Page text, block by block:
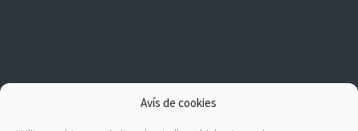
Avís de cookies